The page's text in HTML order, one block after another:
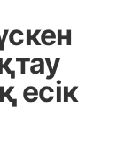
есік